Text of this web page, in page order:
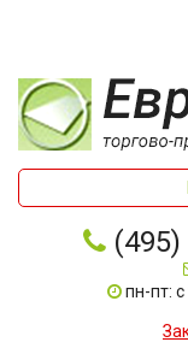
(495)
пн-пт: